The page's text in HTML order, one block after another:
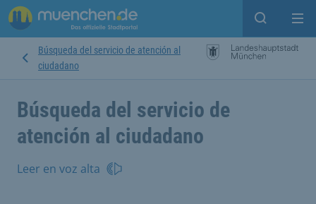
Open
Búsqueda del servicio de atención al
ciudadano
Búsqueda del servicio de
atención al ciudadano
Leer en voz alta